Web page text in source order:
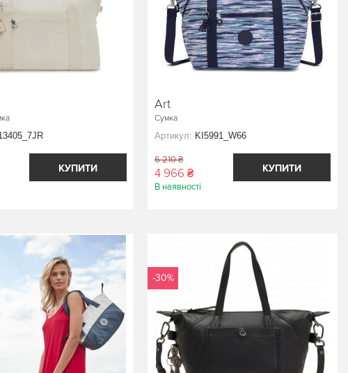
КУПИТИ
Art
Сумка
Артикул: KI5991_W66
6 210 ₴
4 966 ₴
В наявності
КУПИТИ
-30%